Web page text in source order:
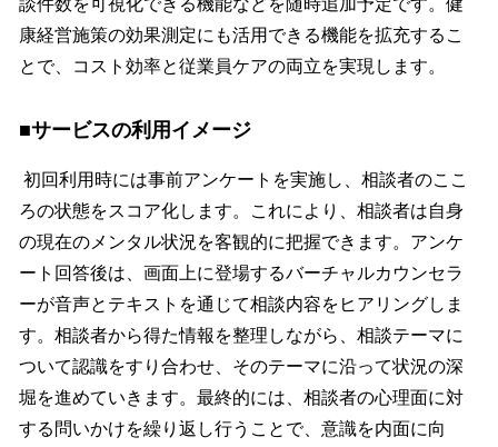
談件数を可視化できる機能などを随時追加予定です。健
康経営施策の効果測定にも活用できる機能を拡充するこ
とで、コスト効率と従業員ケアの両立を実現します。
■サービスの利用イメージ
初回利用時には事前アンケートを実施し、相談者のここ
ろの状態をスコア化します。これにより、相談者は自身
の現在のメンタル状況を客観的に把握できます。アンケ
ート回答後は、画面上に登場するバーチャルカウンセラ
ーが音声とテキストを通じて相談内容をヒアリングしま
す。相談者から得た情報を整理しながら、相談テーマに
ついて認識をすり合わせ、そのテーマに沿って状況の深
堀を進めていきます。最終的には、相談者の心理面に対
する問いかけを繰り返し行うことで、意識を内面に向